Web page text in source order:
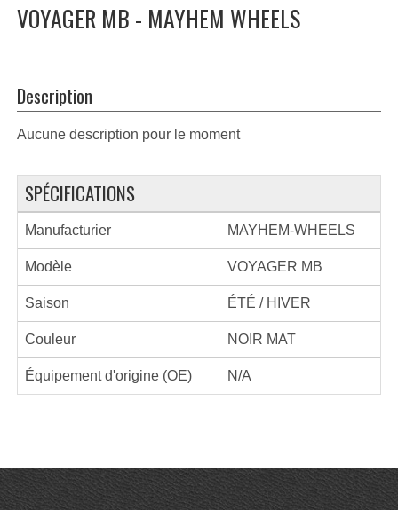
VOYAGER MB - MAYHEM WHEELS
Description
Aucune description pour le moment
SPÉCIFICATIONS
Manufacturier MAYHEM-WHEELS
Modèle VOYAGER MB
Saison ÉTÉ / HIVER
Couleur NOIR MAT
Équipement d'origine (OE) N/A